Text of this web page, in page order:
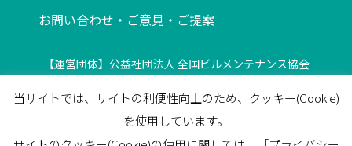
お問い合わせ・ご意見・ご提案
【運営団体】公益社団法人 全国ビルメンテナンス協会
ビルメンテナンス会館5F
03-3805-7560 / FAX 03-3805-7561
当サイトでは、サイトの利便性向上のため、クッキー(Cookie)
を使用しています。